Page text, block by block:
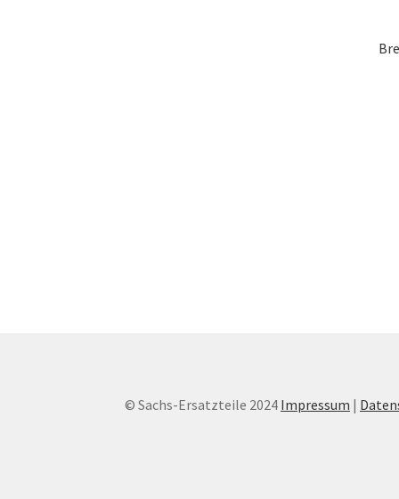
© Sachs-Ersatzteile 2024 Impressum |